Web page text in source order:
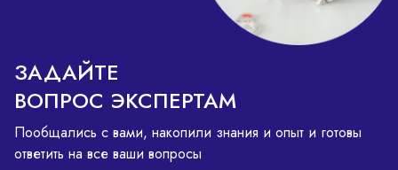
ЗАДАЙТЕ
ВОПРОС ЭКСПЕРТАМ
Пообщались с вами, накопили знания и опыт и готовы
ответить на все ваши вопросы